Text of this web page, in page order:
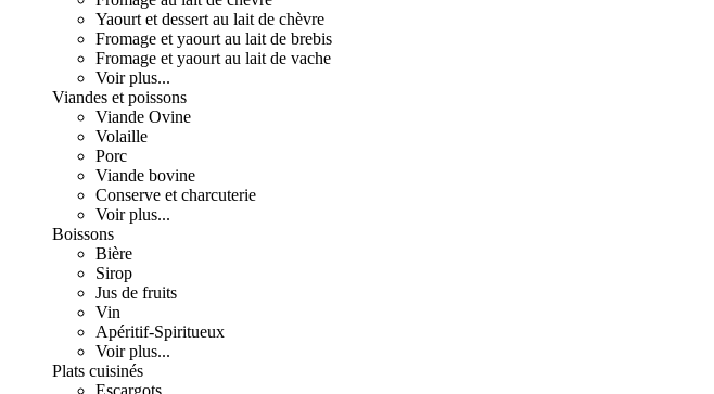
Yaourt et dessert au lait de chèvre
Fromage et yaourt au lait de brebis
Fromage et yaourt au lait de vache
Voir plus...
Viandes et poissons
Viande Ovine
Volaille
Porc
Viande bovine
Conserve et charcuterie
Voir plus...
Boissons
Bière
Sirop
Jus de fruits
Vin
Apéritif-Spiritueux
Voir plus...
Plats cuisinés
Escargots